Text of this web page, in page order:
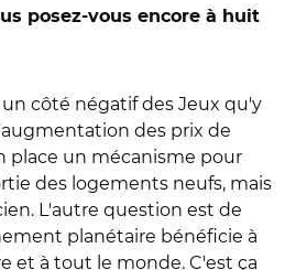
posez-vous encore à huit
côté négatif des Jeux qu'y
des prix de
place un mécanisme pour
des logements neufs, mais
L'autre question est de
planétaire bénéficie à
et à tout le monde. C'est ça